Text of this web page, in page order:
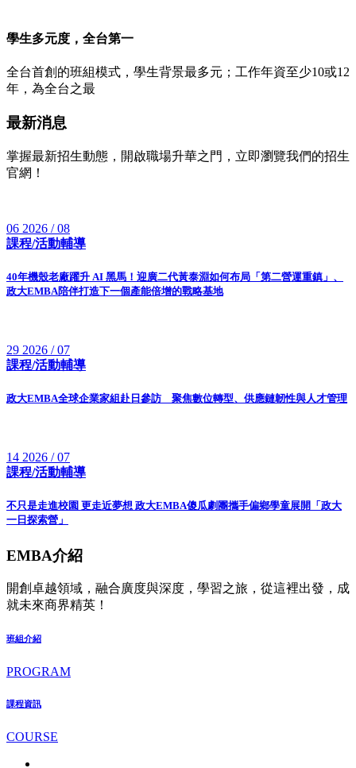
學生多元度，全台第一
全台首創的班組模式，學生背景最多元；工作年資至少10或12
年，為全台之最
最新消息
掌握最新招生動態，開啟職場升華之門，立即瀏覽我們的招生
官網！
06 2026 / 08
課程/活動輔導
40年機殼老廠躍升 AI 黑馬！迎廣二代黃泰淵如何布局「第二營運重鎮」、
政大EMBA陪伴打造下一個產能倍增的戰略基地
29 2026 / 07
課程/活動輔導
政大EMBA全球企業家組赴日參訪 聚焦數位轉型、供應鏈韌性與人才管理
14 2026 / 07
課程/活動輔導
不只是走進校園 更走近夢想 政大EMBA傻瓜劇團攜手偏鄉學童展開「政大
一日探索營」
EMBA介紹
開創卓越領域，融合廣度與深度，學習之旅，從這裡出發，成
就未來商界精英！
班組介紹
PROGRAM
課程資訊
COURSE